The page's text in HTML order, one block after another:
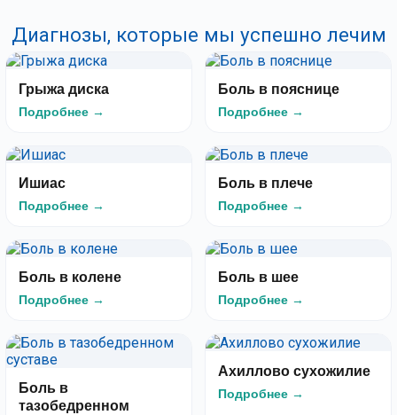
Диагнозы, которые мы успешно лечим
Грыжа диска
Подробнее →
Боль в пояснице
Подробнее →
Ишиас
Подробнее →
Боль в плече
Подробнее →
Боль в колене
Подробнее →
Боль в шее
Подробнее →
Боль в
тазобедренном
Ахиллово сухожилие
Подробнее →